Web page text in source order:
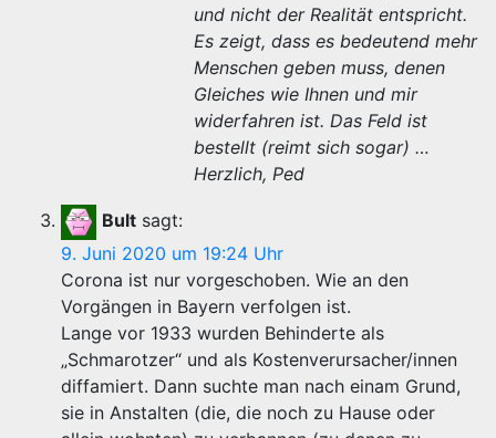
und nicht der Realität entspricht.
Es zeigt, dass es bedeutend mehr
Menschen geben muss, denen
Gleiches wie Ihnen und mir
widerfahren ist. Das Feld ist
bestellt (reimt sich sogar) …
Herzlich, Ped
Bult sagt:
9. Juni 2020 um 19:24 Uhr
Corona ist nur vorgeschoben. Wie an den
Vorgängen in Bayern verfolgen ist.
Lange vor 1933 wurden Behinderte als
„Schmarotzer“ und als Kostenverursacher/innen
diffamiert. Dann suchte man nach einam Grund,
sie in Anstalten (die, die noch zu Hause oder